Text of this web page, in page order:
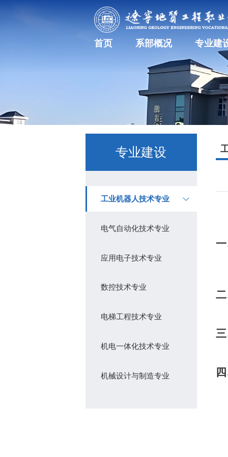
首页 系部概况 专业建
专业建设
工业机器人技术专业
电气自动化技术专业
应用电子技术专业
数控技术专业
电梯工程技术专业
机电一体化技术专业
机械设计与制造专业